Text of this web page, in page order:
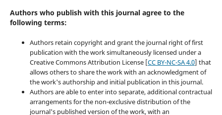
Authors who publish with this journal agree to the
following terms:
Authors retain copyright and grant the journal right of first
publication with the work simultaneously licensed under a
Creative Commons Attribution License [CC BY-NC-SA 4.0] that
allows others to share the work with an acknowledgment of
the work's authorship and initial publication in this journal.
Authors are able to enter into separate, additional contractual
arrangements for the non-exclusive distribution of the
journal's published version of the work, with an